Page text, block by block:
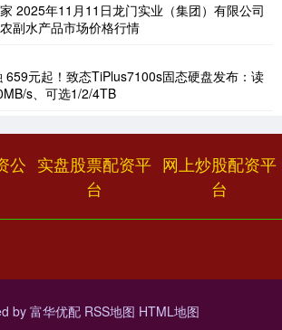
2025年11月11日龙门实业（集团）有限公司
副水产品市场价格行情
659元起！致态TiPlus7100s固态硬盘发布：读
s、可选1/2/4TB
公 实盘股票配资平
台
网上炒股配资平
台
by 富华优配 RSS地图 HTML地图